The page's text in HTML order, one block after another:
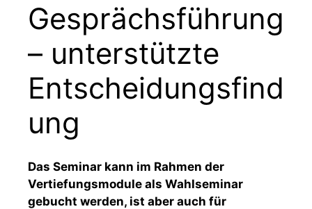
Gesprächsführung
– unterstützte
Entscheidungsfind
ung
Das Seminar kann im Rahmen der
Vertiefungsmodule als Wahlseminar
gebucht werden, ist aber auch für